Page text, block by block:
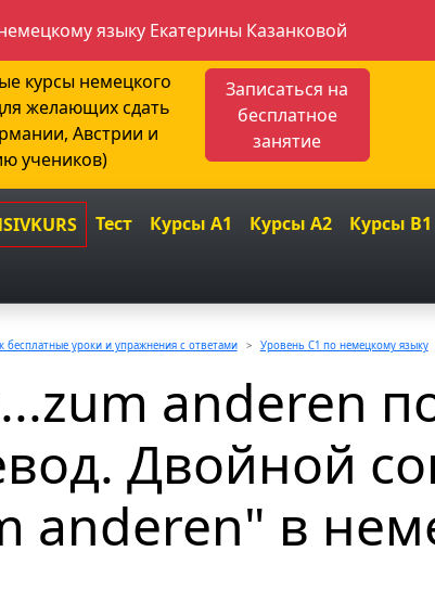
языку Екатерины Казанковой
курсы немецкого
желающих сдать
Австрии и
учеников)
Записаться на
бесплатное
занятие
Тест Курсы A1 Курсы A2
Курсы B1
бесплатные уроки и упражнения с ответами Уровень C1 по немецкому языку
anderen
Двойной
anderen" в